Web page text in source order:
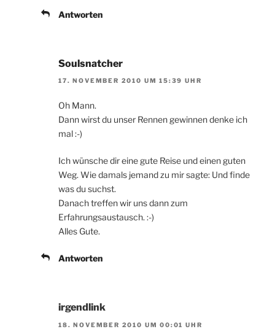
Antworten
Soulsnatcher
17. NOVEMBER 2010 UM 15:39 UHR
Oh Mann.
Dann wirst du unser Rennen gewinnen denke ich
mal :-)
Ich wünsche dir eine gute Reise und einen guten
Weg. Wie damals jemand zu mir sagte: Und finde
was du suchst.
Danach treffen wir uns dann zum
Erfahrungsaustausch. :-)
Alles Gute.
Antworten
irgendlink
18. NOVEMBER 2010 UM 00:01 UHR